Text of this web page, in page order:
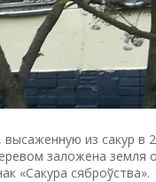
из сакур
заложена земля
«Сакура сяброўства».